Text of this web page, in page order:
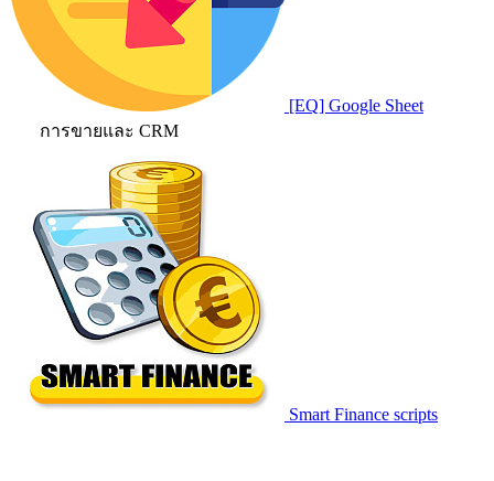
[EQ] Google Sheet
การขายและ CRM
Smart Finance scripts